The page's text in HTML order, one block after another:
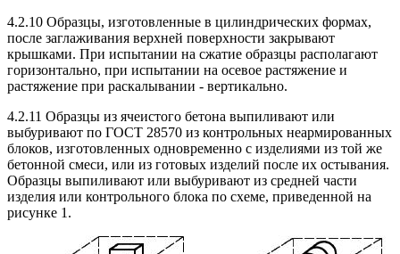
4.2.10 Образцы, изготовленные в цилиндрических формах,
после заглаживания верхней поверхности закрывают
крышками. При испытании на сжатие образцы располагают
горизонтально, при испытании на осевое растяжение и
растяжение при раскалывании - вертикально.
4.2.11 Образцы из ячеистого бетона выпиливают или
выбуривают по ГОСТ 28570 из контрольных неармированных
блоков, изготовленных одновременно с изделиями из той же
бетонной смеси, или из готовых изделий после их остывания.
Образцы выпиливают или выбуривают из средней части
изделия или контрольного блока по схеме, приведенной на
рисунке 1.